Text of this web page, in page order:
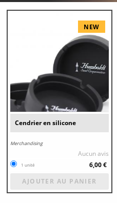
NEW
Cendrier en silicone
Merchandising
Aucun avis
1 unité
6,00 €
AJOUTER AU PANIER